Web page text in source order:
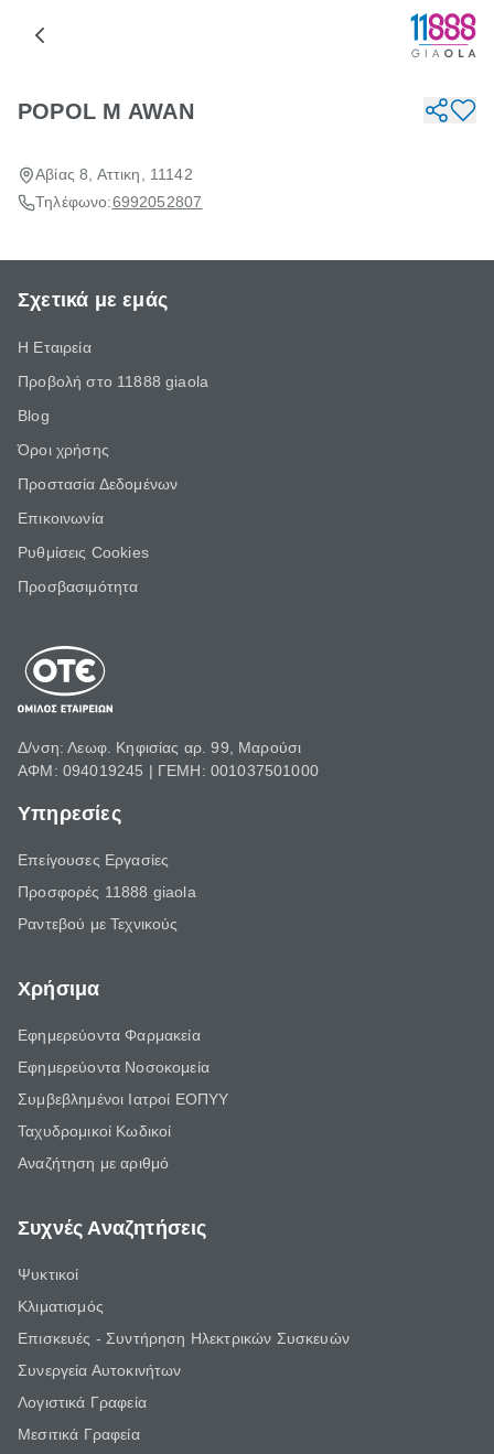
POPOL M AWAN
Αβίας 8, Αττικη, 11142
Τηλέφωνο:6992052807
Σχετικά με εμάς
Η Εταιρεία
Προβολή στο 11888 giaola
Blog
Όροι χρήσης
Προστασία Δεδομένων
Επικοινωνία
Ρυθμίσεις Cookies
Προσβασιμότητα
Δ/νση: Λεωφ. Κηφισίας αρ. 99, Μαρούσι
ΑΦΜ: 094019245 | ΓΕΜΗ: 001037501000
Υπηρεσίες
Επείγουσες Εργασίες
Προσφορές 11888 giaola
Ραντεβού με Τεχνικούς
Χρήσιμα
Εφημερεύοντα Φαρμακεία
Εφημερεύοντα Νοσοκομεία
Συμβεβλημένοι Ιατροί ΕΟΠΥΥ
Ταχυδρομικοί Κωδικοί
Αναζήτηση με αριθμό
Συχνές Αναζητήσεις
Ψυκτικοί
Κλιματισμός
Επισκευές - Συντήρηση Ηλεκτρικών Συσκευών
Συνεργεία Αυτοκινήτων
Λογιστικά Γραφεία
Μεσιτικά Γραφεία